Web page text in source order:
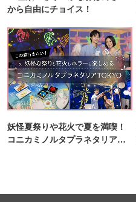
から自由にチョイス！
妖怪夏祭りや花火で夏を満喫！
コニカミノルタプラネタリア